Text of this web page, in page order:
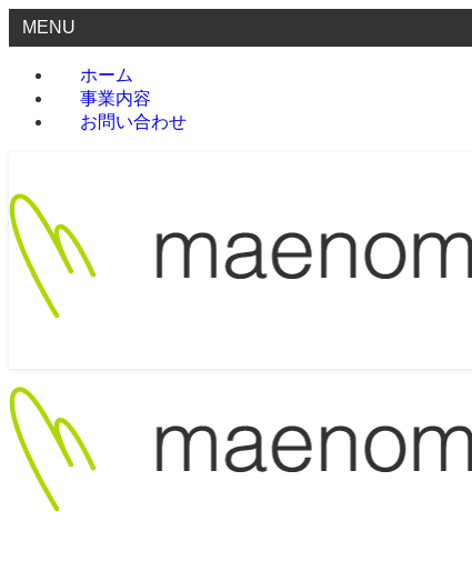
MENU
ホーム
事業内容
お問い合わせ